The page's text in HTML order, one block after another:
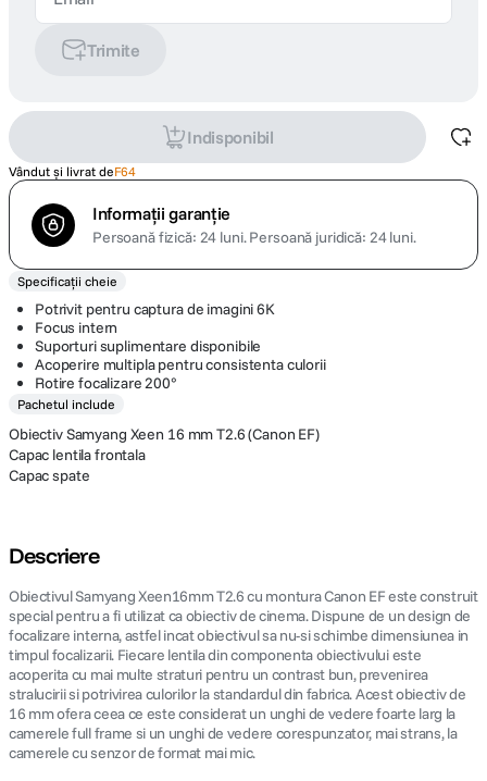
Trimite
Indisponibil
Vândut și livrat deF64
Informații garanție
Persoană fizică: 24 luni.Persoană juridică: 24 luni.
Specificații cheie
Potrivit pentru captura de imagini 6K
Focus intern
Suporturi suplimentare disponibile
Acoperire multipla pentru consistenta culorii
Rotire focalizare 200°
Pachetul include
Obiectiv Samyang Xeen 16 mm T2.6 (Canon EF)
Capac lentila frontala
Capac spate
Descriere
Obiectivul Samyang Xeen16mm T2.6 cu montura Canon EF este construit
special pentru a fi utilizat ca obiectiv de cinema. Dispune de un design de
focalizare interna, astfel incat obiectivul sa nu-si schimbe dimensiunea in
timpul focalizarii. Fiecare lentila din componenta obiectivului este
acoperita cu mai multe straturi pentru un contrast bun, prevenirea
stralucirii si potrivirea culorilor la standardul din fabrica. Acest obiectiv de
16 mm ofera ceea ce este considerat un unghi de vedere foarte larg la
camerele full frame si un unghi de vedere corespunzator, mai strans, la
camerele cu senzor de format mai mic.